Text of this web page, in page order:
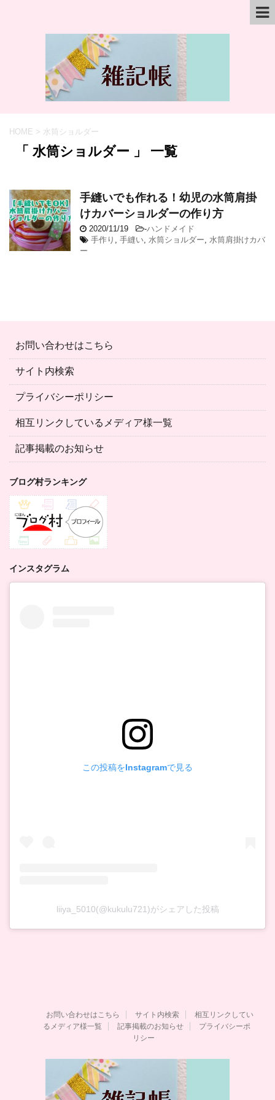
HOME > 水筒ショルダー
「 水筒ショルダー 」 一覧
手縫いでも作れる！幼児の水筒肩掛
けカバーショルダーの作り方
2020/11/19 -ハンドメイド
手作り , 手縫い, 水筒ショルダー, 水筒肩掛けカバ
ー
お問い合わせはこちら
サイト内検索
プライバシーポリシー
相互リンクしているメディア様一覧
記事掲載のお知らせ
ブログ村ランキング
インスタグラム
この投稿をInstagramで見る
liiya_5010(@kukulu721)がシェアした投稿
お問い合わせはこちら サイト内検索
相互リンクしてい
るメディア様一覧
記事掲載のお知らせ
プライバシーポ
リシー